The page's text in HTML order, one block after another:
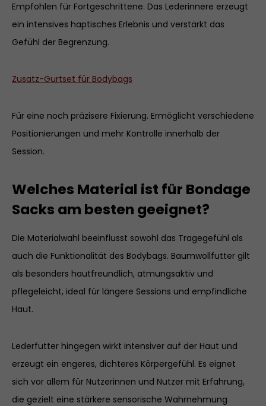
Empfohlen für Fortgeschrittene. Das Lederinnere erzeugt
ein intensives haptisches Erlebnis und verstärkt das
Gefühl der Begrenzung.
Zusatz-Gurtset für Bodybags
Für eine noch präzisere Fixierung. Ermöglicht verschiedene
Positionierungen und mehr Kontrolle innerhalb der
Session.
Welches Material ist für Bondage
Sacks am besten geeignet?
Die Materialwahl beeinflusst sowohl das Tragegefühl als
auch die Funktionalität des Bodybags. Baumwollfutter gilt
als besonders hautfreundlich, atmungsaktiv und
pflegeleicht, ideal für längere Sessions und empfindliche
Haut.
Lederfutter hingegen wirkt intensiver auf der Haut und
erzeugt ein engeres, dichteres Körpergefühl. Es eignet
sich vor allem für Nutzerinnen und Nutzer mit Erfahrung,
die gezielt eine stärkere sensorische Wahrnehmung